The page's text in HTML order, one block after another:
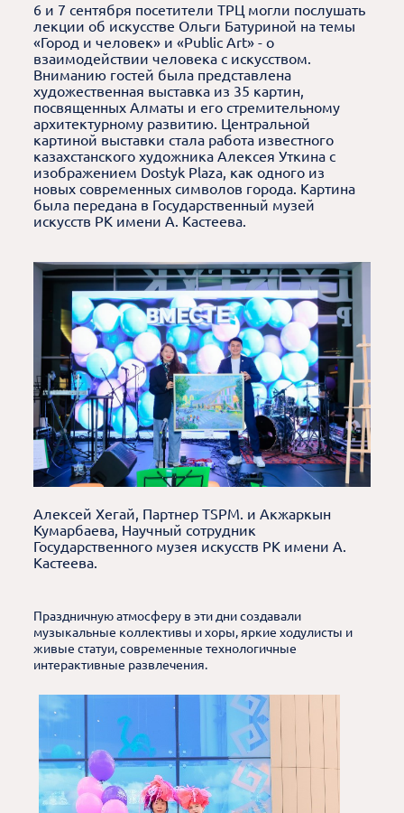
6 и 7 сентября посетители ТРЦ могли послушать
лекции об искусстве Ольги Батуриной на темы
«Город и человек» и «Public Art» - о
взаимодействии человека с искусством.
Вниманию гостей была представлена
художественная выставка из 35 картин,
посвященных Алматы и его стремительному
архитектурному развитию. Центральной
картиной выставки стала работа известного
казахстанского художника Алексея Уткина с
изображением Dostyk Plaza, как одного из
новых современных символов города. Картина
была передана в Государственный музей
искусств РК имени А. Кастеева.
Алексей Хегай, Партнер TSPM. и Акжаркын
Кумарбаева, Научный сотрудник
Государственного музея искусств РК имени А.
Кастеева.
Праздничную атмосферу в эти дни создавали
музыкальные коллективы и хоры, яркие ходулисты и
живые статуи, современные технологичные
интерактивные развлечения.